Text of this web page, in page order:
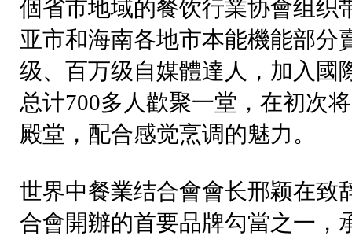
個省市地域的餐饮行業协會组织
亚市和海南各地市本能機能部分
级、百万级自媒體達人，加入國
总计700多人歡聚一堂，在初次
殿堂，配合感觉烹调的魅力。
世界中餐業结合會會长邢颖在致
合會開辦的首要品牌勾當之一，